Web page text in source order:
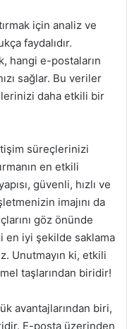
için analiz ve
faydalıdır.
hangi e-postaların
sağlar. Bu veriler
daha etkili bir
süreçlerinizi
en etkili
güvenli, hızlı ve
imajını da
göz önünde
en iyi şekilde saklama
Unutmayın ki, etkili
taşlarından biridir!
avantajlarından biri,
E-posta üzerinden